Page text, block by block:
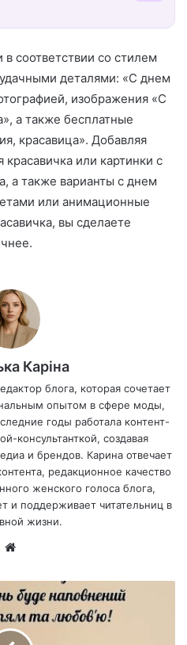
соответствии со стилем
деталями: «С днем
изображения «С
а также бесплатные
красавица». Добавляя
или картинки с
а также варианты с днем
или анимационные
вы сделаете
Каріна
блога, которая сочетает
опытом в сфере моды,
годы работала контент-
консультанткой, создавая
и брендов. Карина отвечает
редакционное качество
женского голоса блога,
и поддерживает читательниц в
жизни.